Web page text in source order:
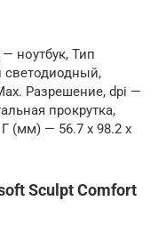
ноутбук, Тип
светодиодный,
Разрешение, dpi —
прокрутка,
(мм) — 56.7 x 98.2 x
Sculpt Comfort